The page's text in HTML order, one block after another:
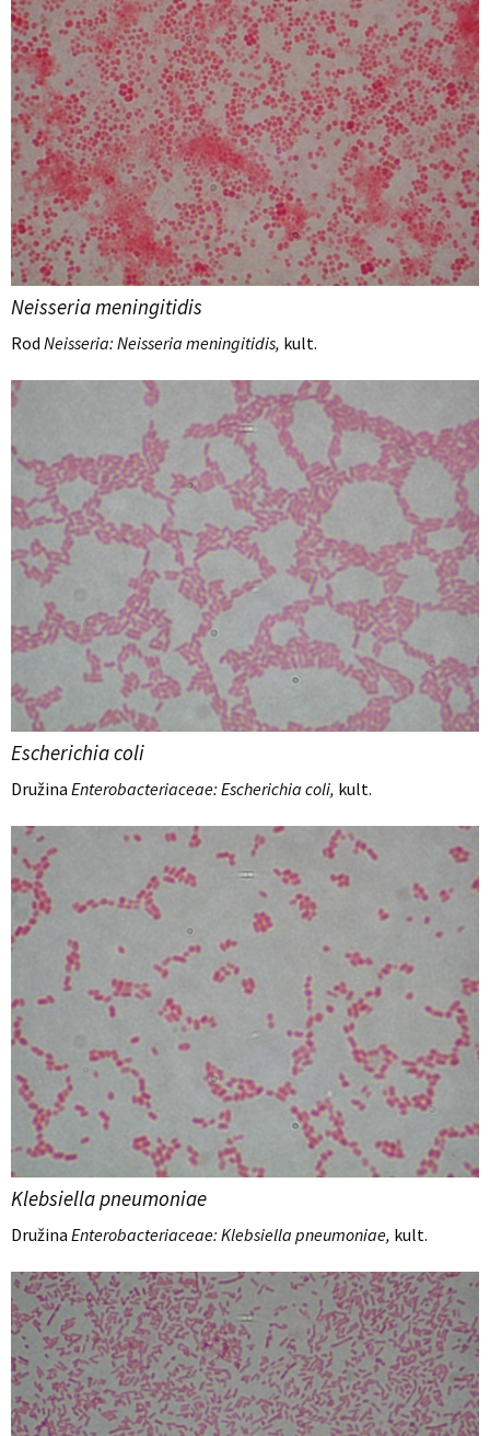
Neisseria meningitidis
Rod Neisseria: Neisseria meningitidis, kult.
Escherichia coli
Družina Enterobacteriaceae: Escherichia coli, kult.
Klebsiella pneumoniae
Družina Enterobacteriaceae: Klebsiella pneumoniae, kult.